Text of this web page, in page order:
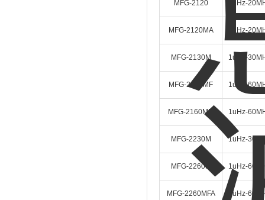
MFG-2120 1uHz-
MFG-2120MA 1uHz-
MFG-2130M 1uHz-
MFG-2160MF 1uHz-
MFG-2160MR 1uHz-
MFG-2230M 1uHz-
MFG-2260M 1uHz-
MFG-2260MFA 1uHz-